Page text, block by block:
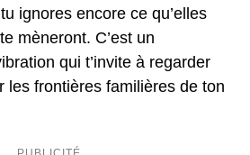
ignores encore ce qu’elles
mèneront. C’est un
qui t’invite à regarder
les frontières familières de ton